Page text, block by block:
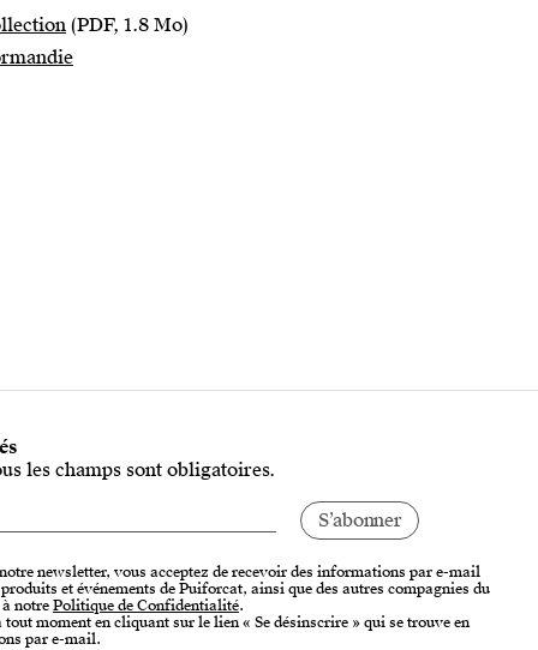
(PDF, 1.8 Mo)
les champs sont obligatoires.
newsletter, vous acceptez de recevoir des informations par e-mail
et événements de Puiforcat, ainsi que des autres compagnies du
notrePolitique de Confidentialité.
moment en cliquant sur le lien « Se désinscrire » qui se trouve en
par e-mail.